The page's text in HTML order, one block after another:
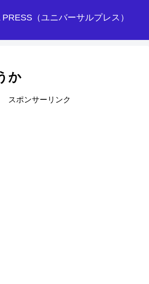
（ユニバーサルプレス）
か
スポンサーリンク